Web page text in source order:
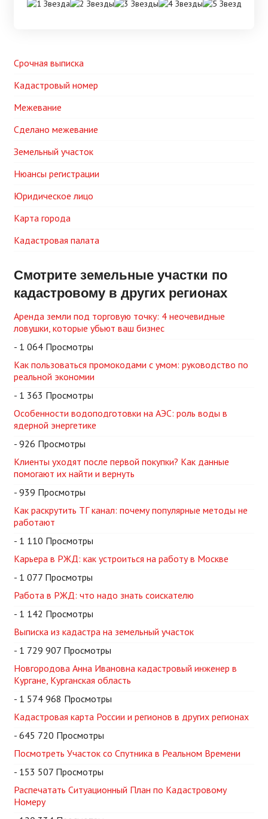
Срочная выписка
Кадастровый номер
Межевание
Сделано межевание
Земельный участок
Нюансы регистрации
Юридическое лицо
Карта города
Кадастровая палата
Смотрите земельные участки по
кадастровому в других регионах
Аренда земли под торговую точку: 4 неочевидные
ловушки, которые убьют ваш бизнес
- 1 064 Просмотры
Как пользоваться промокодами с умом: руководство по
реальной экономии
- 1 363 Просмотры
Особенности водоподготовки на АЭС: роль воды в
ядерной энергетике
- 926 Просмотры
Клиенты уходят после первой покупки? Как данные
помогают их найти и вернуть
- 939 Просмотры
Как раскрутить ТГ канал: почему популярные методы не
работают
- 1 110 Просмотры
Карьера в РЖД: как устроиться на работу в Москве
- 1 077 Просмотры
Работа в РЖД: что надо знать соискателю
- 1 142 Просмотры
Выписка из кадастра на земельный участок
- 1 729 907 Просмотры
Новгородова Анна Ивановна кадастровый инженер в
Кургане, Курганская область
- 1 574 968 Просмотры
Кадастровая карта России и регионов в других регионах
- 645 720 Просмотры
Посмотреть Участок со Спутника в Реальном Времени
- 153 507 Просмотры
Распечатать Ситуационный План по Кадастровому
Номеру